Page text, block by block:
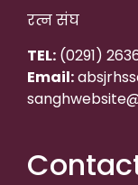
रत्न संघ
TEL: (0291)
Email: